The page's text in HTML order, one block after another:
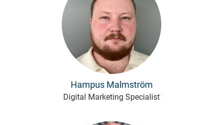
Hampus Malmström
Digital Marketing Specialist